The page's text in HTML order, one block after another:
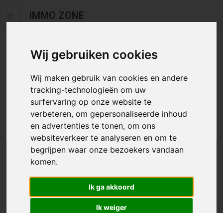
Wij gebruiken cookies
Wij maken gebruik van cookies en andere
tracking-technologieën om uw
surfervaring op onze website te
verbeteren, om gepersonaliseerde inhoud
en advertenties te tonen, om ons
websiteverkeer te analyseren en om te
begrijpen waar onze bezoekers vandaan
komen.
Ik ga akkoord
Ik weiger
IMMO ZONE
Helaas staat dit zoekertje niet
meer online.
Neem zeker een kijkje in ons aanbod te koop
We helpen u graag zoeken
Maak hier een zoekprofiel aan en we houden u op
de hoogte van passend aanbod.